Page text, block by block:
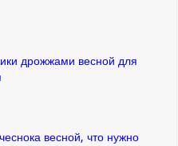
дрожжами весной для
весной, что нужно